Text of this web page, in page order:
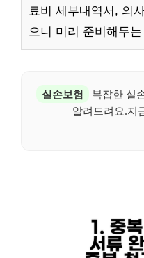
료비 세부내역서, 의
으니 미리 준비해두
실손보험
복잡한 실
알려드려요.지